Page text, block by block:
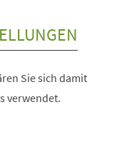
Sie sich damit
verwendet.